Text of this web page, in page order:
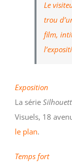
Le
trou
film,
Exposition
La série
Visuels, 18
le plan.
Temps fort